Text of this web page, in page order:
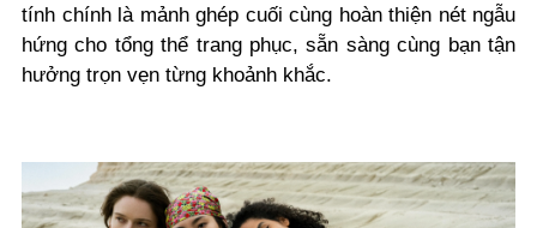
tính chính là mảnh ghép cuối cùng hoàn thiện nét ngẫu
hứng cho tổng thể trang phục, sẵn sàng cùng bạn tận
hưởng trọn vẹn từng khoảnh khắc.